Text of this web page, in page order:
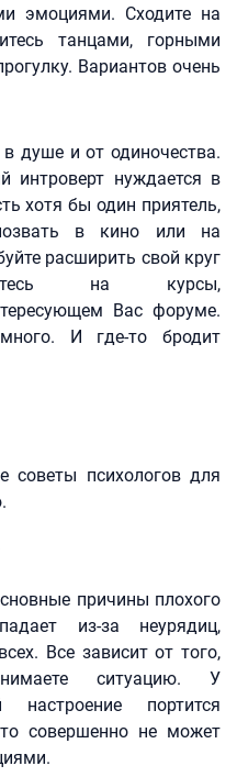
эмоциями. Сходите на
танцами, горными
Вариантов очень
душе и от одиночества.
интроверт нуждается в
хотя бы один приятель,
в кино или на
расширить свой круг
на курсы,
Вас форуме.
И где-то бродит
советы психологов для
причины плохого
из-за неурядиц,
Все зависит от того,
ситуацию. У
настроение портится
совершенно не может